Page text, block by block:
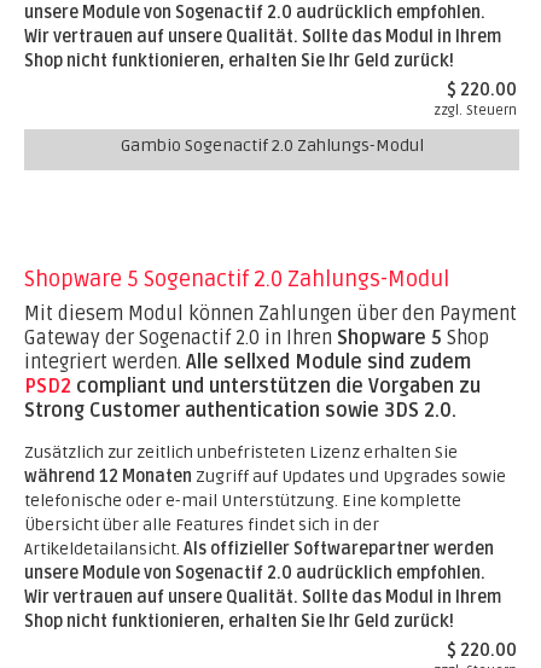
unsere Module von Sogenactif 2.0 audrücklich empfohlen.
Wir vertrauen auf unsere Qualität. Sollte das Modul in Ihrem
Shop nicht funktionieren, erhalten Sie Ihr Geld zurück!
$ 220.00
zzgl. Steuern
Gambio Sogenactif 2.0 Zahlungs-Modul
Shopware 5 Sogenactif 2.0 Zahlungs-Modul
Mit diesem Modul können Zahlungen über den Payment
Gateway der Sogenactif 2.0 in Ihren Shopware 5 Shop
integriert werden. Alle sellxed Module sind zudem
PSD2 compliant und unterstützen die Vorgaben zu
Strong Customer authentication sowie 3DS 2.0.
Zusätzlich zur zeitlich unbefristeten Lizenz erhalten Sie
während 12 Monaten Zugriff auf Updates und Upgrades sowie
telefonische oder e-mail Unterstützung. Eine komplette
Übersicht über alle Features findet sich in der
Artikeldetailansicht. Als offizieller Softwarepartner werden
unsere Module von Sogenactif 2.0 audrücklich empfohlen.
Wir vertrauen auf unsere Qualität. Sollte das Modul in Ihrem
Shop nicht funktionieren, erhalten Sie Ihr Geld zurück!
$ 220.00